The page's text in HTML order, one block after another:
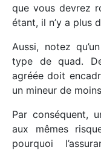
que vous devrez
étant, il n’y a plus
Aussi, notez
type de quad.
agréée doit
un mineur de
Par conséquent,
aux mêmes
pourquoi